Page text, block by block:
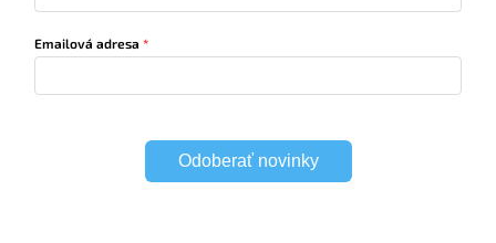
Emailová adresa
Odoberať novinky